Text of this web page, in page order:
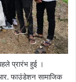
प्रारंभ हुई ।
फाउंडेशन सामाजिक